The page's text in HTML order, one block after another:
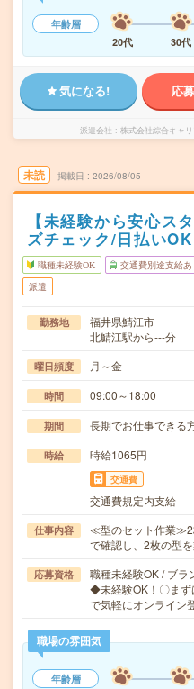
年齢層
20代
30代
気になる! 応
派遣会社 株式会社綜合キャ
未読 掲載日 2026/08/05
【未経験から安心ス
ズチェック/日払いOK
職種未経験OK 交通費別途支給あ
派遣
勤務地
福井県鯖江市
北鯖江駅から---分
曜日頻度 月～金
時間 09:00～18:00
期間 長期でお仕事できる
時給 時給1065円
交通費
交通費規定内支給
仕事内容
≪型のセット作業≫2
で確認し、2枚の型
応募資格
職種未経験OK / ブラ
◆未経験OK！〇まず
で気軽にオンライ
職場の雰囲気
年齢層